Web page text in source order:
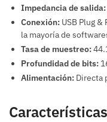
Impedancia de salida:
Conexión: USB Plug
la mayoría de
Tasa de muestreo:
Profundidad de bits:
Alimentación: Directa